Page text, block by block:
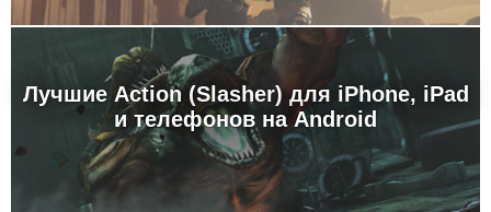
Лучшие Action (Slasher) для iPhone, iPad
и телефонов на Android